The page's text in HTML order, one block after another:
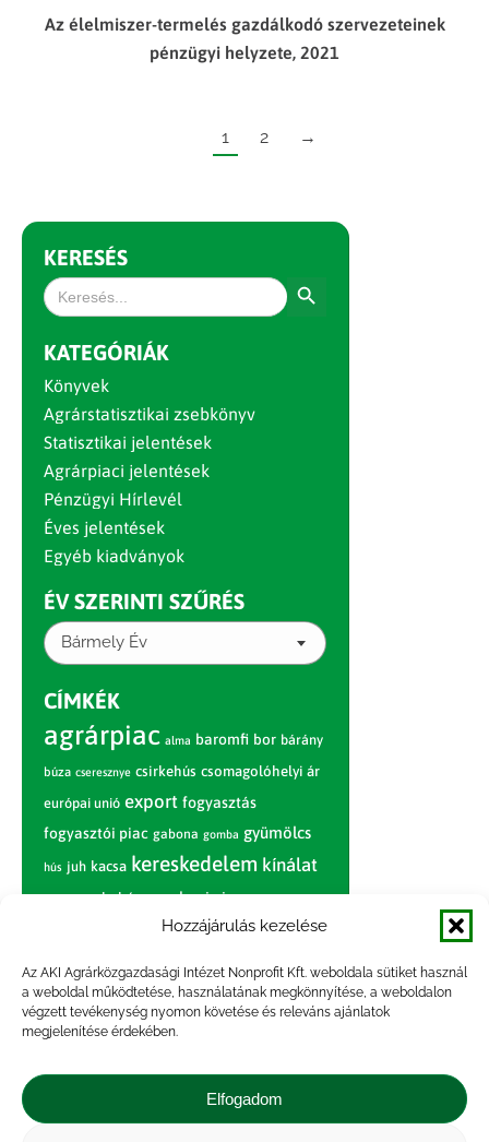
Hozzájárulás kezelése
Az AKI Agrárközgazdasági Intézet Nonprofit Kft. weboldala sütiket használ
a weboldal működtetése, használatának megkönnyítése, a weboldalon
végzett tevékenység nyomon követése és releváns ajánlatok
megjelenítése érdekében.
Elfogadom
Az élelmiszer-termelés gazdálkodó szervezeteinek
pénzügyi helyzete, 2021
1 2 →
KERESÉS
Search
for:
KATEGÓRIÁK
Könyvek
Agrárstatisztikai zsebkönyv
Statisztikai jelentések
Agrárpiaci jelentések
Pénzügyi Hírlevél
Éves jelentések
Egyéb kiadványok
ÉV SZERINTI SZŰRÉS
Bármely Év
CÍMKÉK
agrárpiac alma baromfi bor bárány
búza cseresznye csirkehús csomagolóhelyi ár
európai unió export fogyasztás
fogyasztói piac gabona gomba gyümölcs
hús juh kacsa kereskedelem kínálat
körte marhahús nagybani piac narancs
nemzetközi árinformációk
paradicsom piac piaci jelentés
pulyka pulykahús sertés sertéshús
szarvasmarha termelés
termelői
zöldség árak
átlagárértékesítési ár